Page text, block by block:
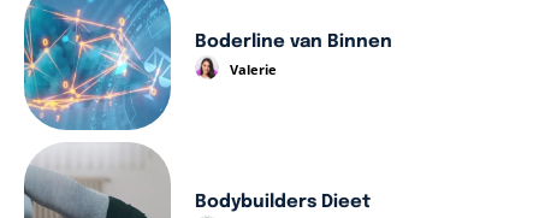
Boderline van Binnen
Valerie
Bodybuilders Dieet